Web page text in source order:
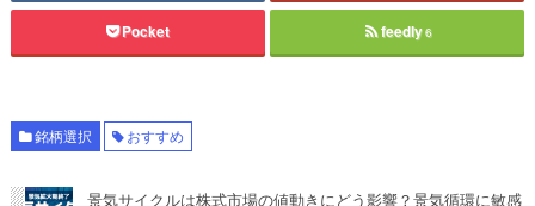
Pocket feedly6
銘柄選択 おすすめ
景気サイクルは株式市場の値動きにどう影響？景気循環に敏感